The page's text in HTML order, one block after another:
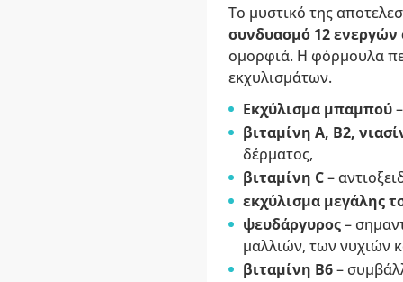
Το μυστικό της
συνδυασμό 12 ενεργών
ομορφιά. Η φόρμουλα
εκχυλισμάτων.
Εκχύλισμα μπαμπού
βιταμίνη Α, Β2,
δέρματος,
βιταμίνη C–
εκχύλισμα μεγάλης
ψευδάργυρος–
μαλλιών, των νυχιών
βιταμίνη Β6–